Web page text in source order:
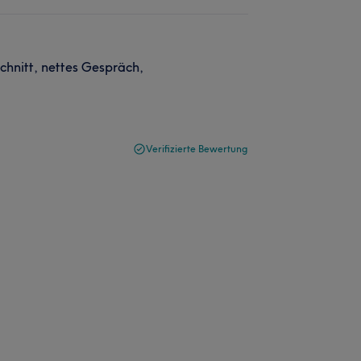
nettes Gespräch,
Verifizierte Bewertung